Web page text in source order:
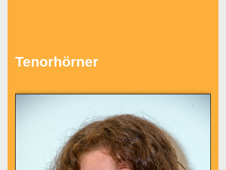
Tenorhörner